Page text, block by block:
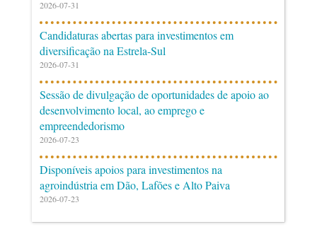
2026-07-31
Candidaturas abertas para investimentos em
diversificação na Estrela-Sul
2026-07-31
Sessão de divulgação de oportunidades de apoio ao
desenvolvimento local, ao emprego e
empreendedorismo
2026-07-23
Disponíveis apoios para investimentos na
agroindústria em Dão, Lafões e Alto Paiva
2026-07-23